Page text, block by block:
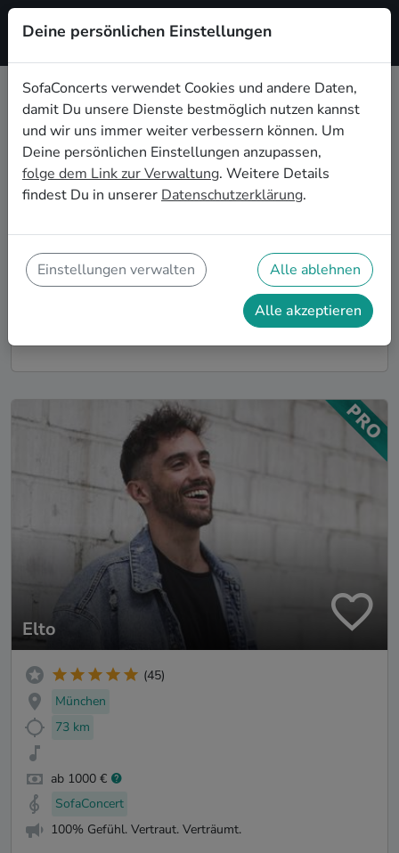
Registrieren
Dein Folk Wohnzimmerkonzert in
Heidelberg
Buche Folk Bands und Musiker*innen für Dein
Wohnzimmerkonzert in Heidelberg! Unsere Live-Acts
Bühne. Auf SofaConcerts findest Du professionelle
Folk Live-Acts, die genau zu Deinen Vorstellungen
und Deinem Wohnzimmerkonzert passen.
So funktioniert's!
Elto
(45)
München
73 km
ab 1000 €
SofaConcert
100% Gefühl. Vertraut. Verträumt.
Deine persönlichen Einstellungen
SofaConcerts verwendet Cookies und andere Daten,
damit Du unsere Dienste bestmöglich nutzen kannst
und wir uns immer weiter verbessern können. Um
Deine persönlichen Einstellungen anzupassen,
folge dem Link zur Verwaltung. Weitere Details
findest Du in unserer Datenschutzerklärung.
Einstellungen verwalten Alle ablehnen
Alle akzeptieren